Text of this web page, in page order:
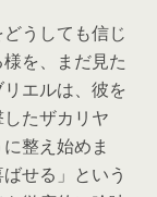
うしても信じ
を、まだ見た
エルは、彼を
たザカリヤ
整え始めま
せる」という